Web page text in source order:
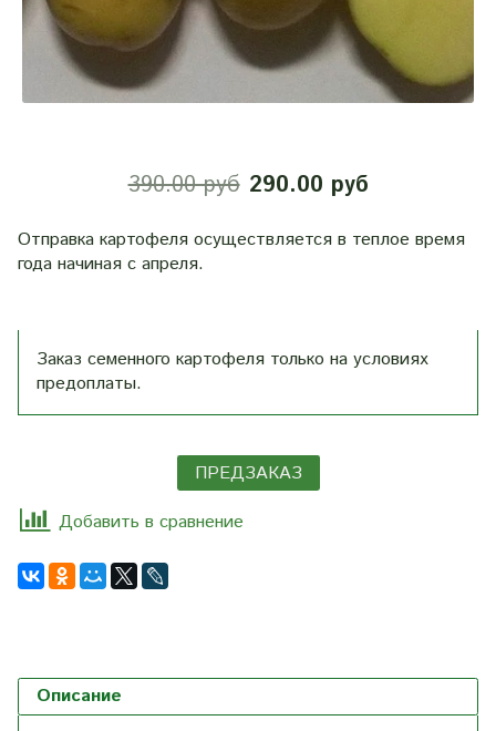
390.00 руб 290.00 руб
Отправка картофеля осуществляется в теплое время
года начиная с апреля.
Заказ семенного картофеля только на условиях
предоплаты.
ПРЕДЗАКАЗ
Добавить в сравнение
Описание